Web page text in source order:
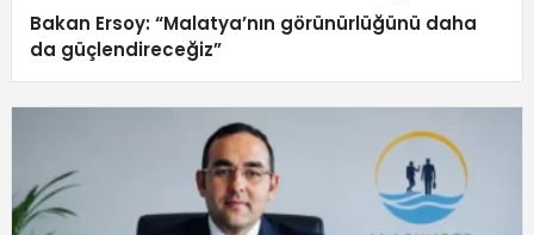
Bakan Ersoy: “Malatya’nın görünürlüğünü daha
da güçlendireceğiz”